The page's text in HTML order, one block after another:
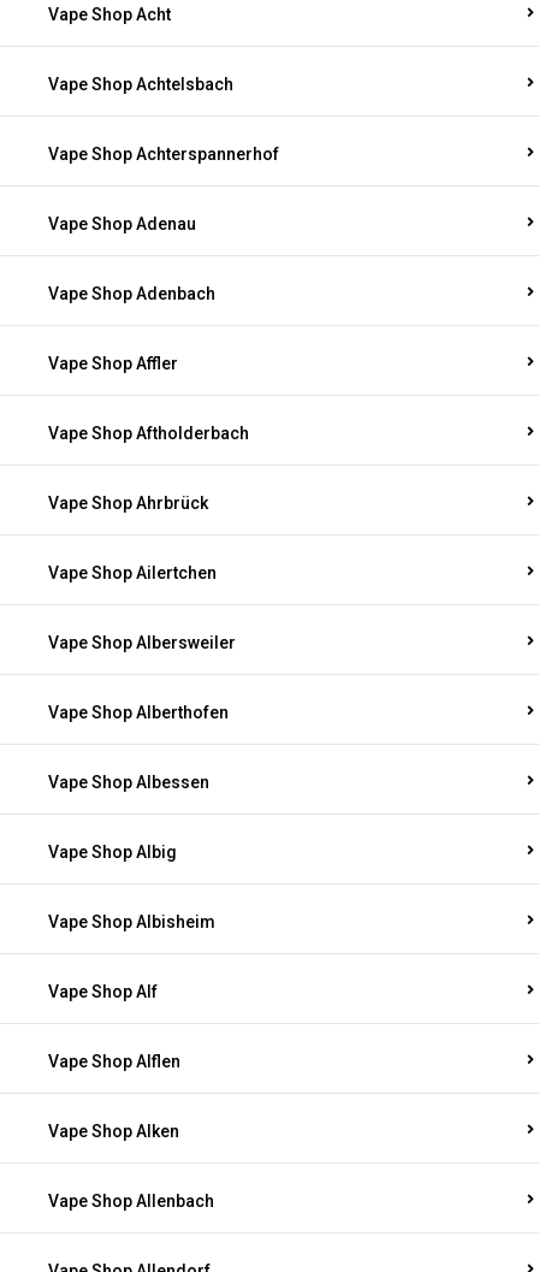
Vape Shop Acht
Vape Shop Achtelsbach
Vape Shop Achterspannerhof
Vape Shop Adenau
Vape Shop Adenbach
Vape Shop Affler
Vape Shop Aftholderbach
Vape Shop Ahrbrück
Vape Shop Ailertchen
Vape Shop Albersweiler
Vape Shop Alberthofen
Vape Shop Albessen
Vape Shop Albig
Vape Shop Albisheim
Vape Shop Alf
Vape Shop Alflen
Vape Shop Alken
Vape Shop Allenbach